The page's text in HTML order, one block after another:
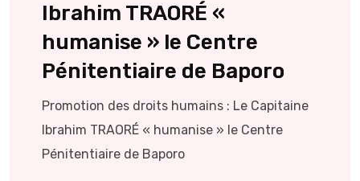
Ibrahim TRAORÉ «
humanise » le Centre
Pénitentiaire de Baporo
Promotion des droits humains : Le Capitaine
Ibrahim TRAORÉ « humanise » le Centre
Pénitentiaire de Baporo